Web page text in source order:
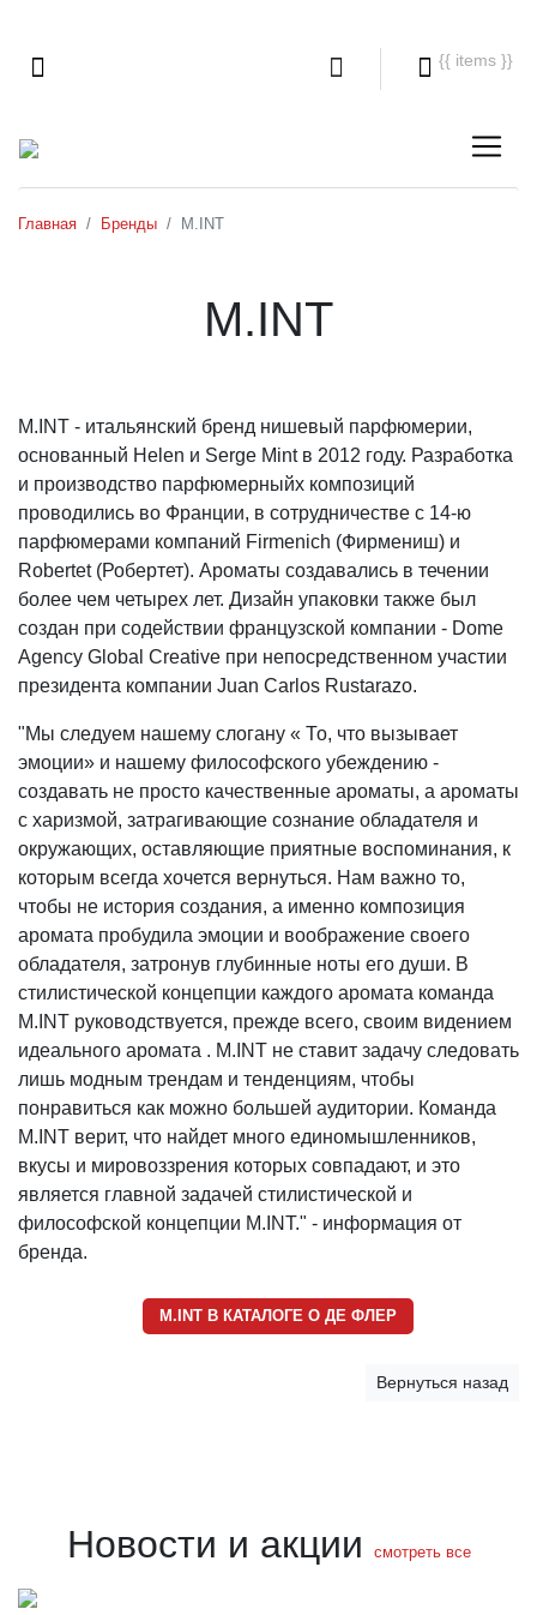
{{ items }}
Главная Бренды M.INT
M.INT
M.INT - итальянский бренд нишевый парфюмерии,
основанный Helen и Serge Mint в 2012 году. Разработка
и производство парфюмерныйх композиций
проводились во Франции, в сотрудничестве с 14-ю
парфюмерами компаний Firmenich (Фирмениш) и
Robertet (Робертет). Ароматы создавались в течении
более чем четырех лет. Дизайн упаковки также был
создан при содействии французской компании - Dome
Agency Global Creative при непосредственном участии
президента компании Juan Carlos Rustarazo.
"Мы следуем нашему слогану « То, что вызывает
эмоции» и нашему философского убеждению -
создавать не просто качественные ароматы, а ароматы
с харизмой, затрагивающие сознание обладателя и
окружающих, оставляющие приятные воспоминания, к
которым всегда хочется вернуться. Нам важно то,
чтобы не история создания, а именно композиция
аромата пробудила эмоции и воображение своего
обладателя, затронув глубинные ноты его души. В
стилистической концепции каждого аромата команда
M.INT руководствуется, прежде всего, своим видением
идеального аромата . M.INT не ставит задачу следовать
лишь модным трендам и тенденциям, чтобы
понравиться как можно большей аудитории. Команда
M.INT верит, что найдет много единомышленников,
вкусы и мировоззрения которых совпадают, и это
является главной задачей стилистической и
философской концепции M.INT." - информация от
бренда.
M.INT В КАТАЛОГЕ О ДЕ ФЛЕР
Вернуться назад
Новости и акции смотреть все